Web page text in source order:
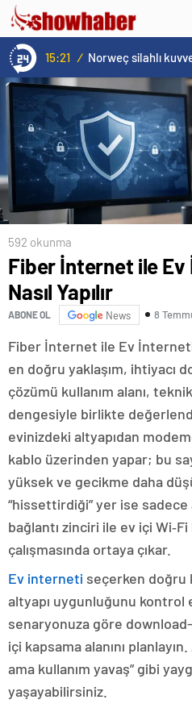
15:20 /
592 okunma
Fiber İnternet ile
Nasıl Yapılır
ABONE OL News 8
Fiber İnternet ile Ev İnterneti
en doğru yaklaşım, ihtiyacı
çözümü kullanım alanı,
dengesiyle birlikte
evinizdeki altyapıdan
kablo üzerinden yapar; bu
yüksek ve gecikme daha
“hissettirdiği” yer ise sadece
bağlantı zinciri ile ev içi
çalışmasında ortaya çıkar.
Ev interneti seçerken doğru
altyapı uygunluğunu kontrol
senaryonuza göre
içi kapsama alanını
ama kullanım yavaş” gibi
yaşayabilirsiniz.